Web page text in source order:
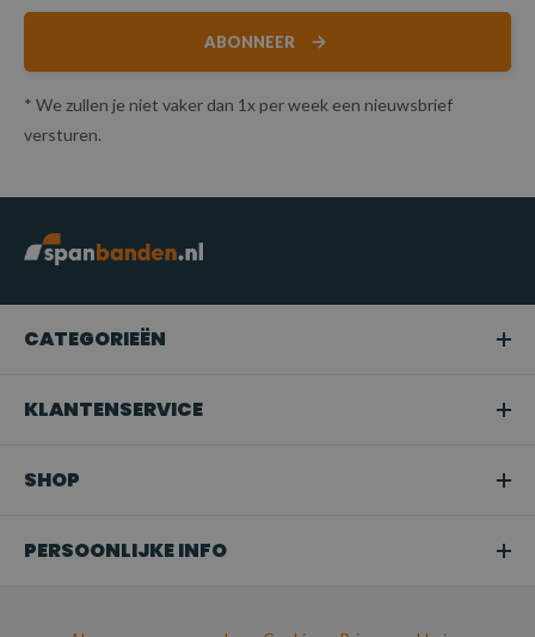
ABONNEER
* We zullen je niet vaker dan 1x per week een nieuwsbrief
versturen.
CATEGORIEËN
KLANTENSERVICE
SHOP
PERSOONLIJKE INFO